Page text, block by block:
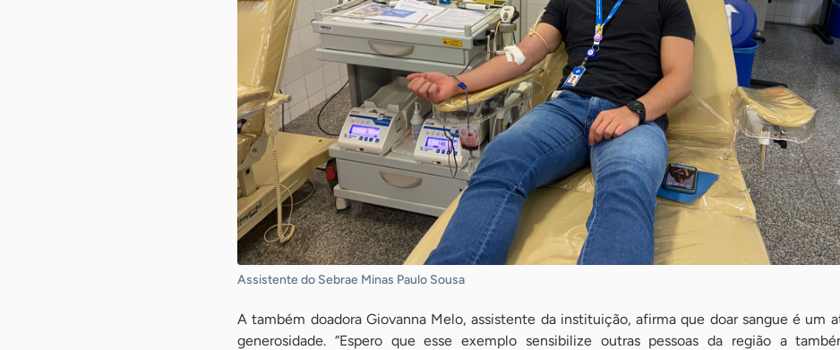
Assistente do Sebrae Minas Paulo Sousa
A também doadora Giovanna Melo, assistente da instituição, afirma que doar sangue é um
generosidade. “Espero que esse exemplo sensibilize outras pessoas da região a